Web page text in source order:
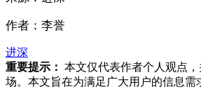
作者：李誉
进深
重要提示： 本文仅代表作者个人观点
场。本文旨在为满足广大用户的信息需